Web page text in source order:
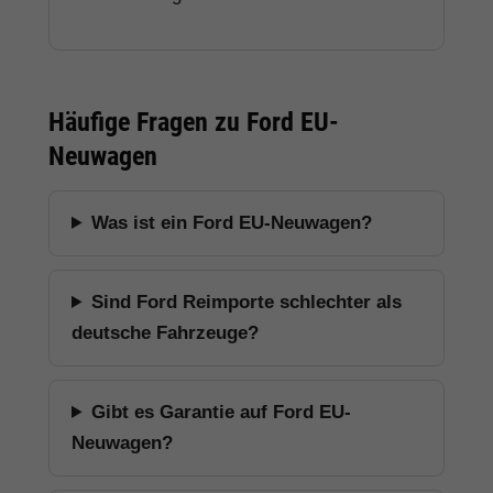
Häufige Fragen zu Ford EU-
Neuwagen
Was ist ein Ford EU-Neuwagen?
Sind Ford Reimporte schlechter als
deutsche Fahrzeuge?
Gibt es Garantie auf Ford EU-
Neuwagen?